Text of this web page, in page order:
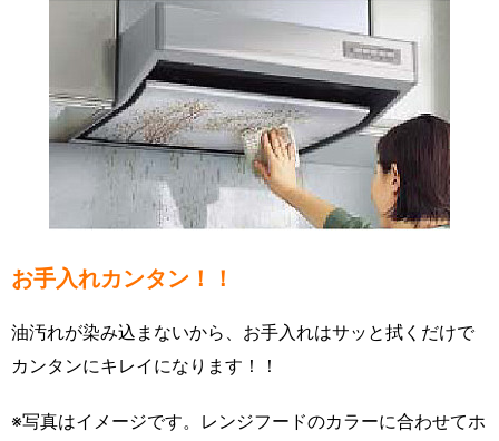
お手入れカンタン！！
油汚れが染み込まないから、お手入れはサッと拭くだけで
カンタンにキレイになります！！
※写真はイメージです。レンジフードのカラーに合わせてホ